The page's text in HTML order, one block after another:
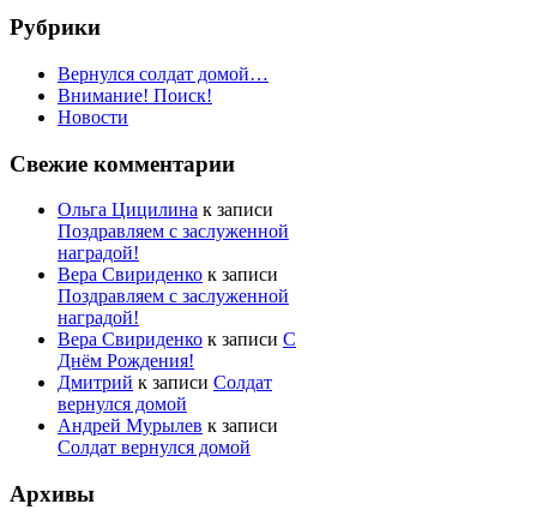
Рубрики
Вернулся солдат домой…
Внимание! Поиск!
Новости
Свежие комментарии
Ольга Цицилина к записи
Поздравляем с заслуженной
наградой!
Вера Свириденко к записи
Поздравляем с заслуженной
наградой!
Вера Свириденко к записи С
Днём Рождения!
Дмитрий к записи Солдат
вернулся домой
Андрей Мурылев к записи
Солдат вернулся домой
Архивы